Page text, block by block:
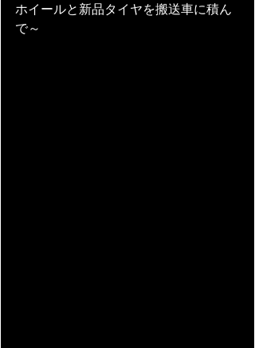
ホイールと新品タイヤを搬送車に積ん
で～